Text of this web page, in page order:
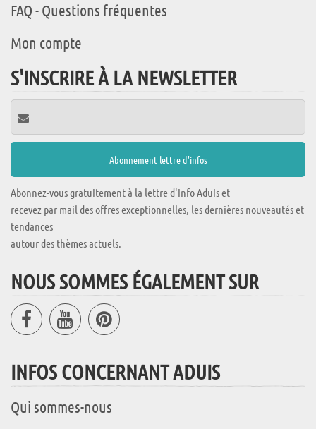
FAQ - Questions fréquentes
Mon compte
S'INSCRIRE À LA NEWSLETTER
Abonnez-vous gratuitement à la lettre d'info Aduis et
recevez par mail des offres exceptionnelles, les dernières nouveautés et
tendances
autour des thèmes actuels.
NOUS SOMMES ÉGALEMENT SUR
INFOS CONCERNANT ADUIS
Qui sommes-nous